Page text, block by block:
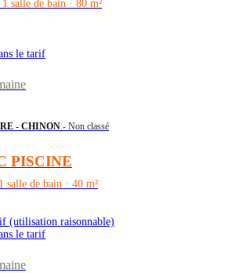
salle de bain · 80 m²
le tarif
- CHINON - Non classé
PISCINE
salle de bain · 40 m²
(utilisation raisonnable)
le tarif